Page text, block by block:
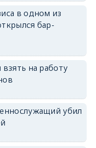
erid: 2SDnjdvhGXG
в одном из
бар-
на работу
убил